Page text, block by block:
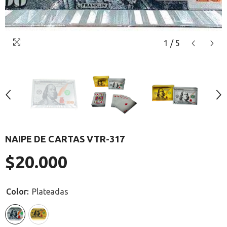
1 / 5
NAIPE DE CARTAS VTR-317
Precio
regular
$20.000
Color: Plateadas